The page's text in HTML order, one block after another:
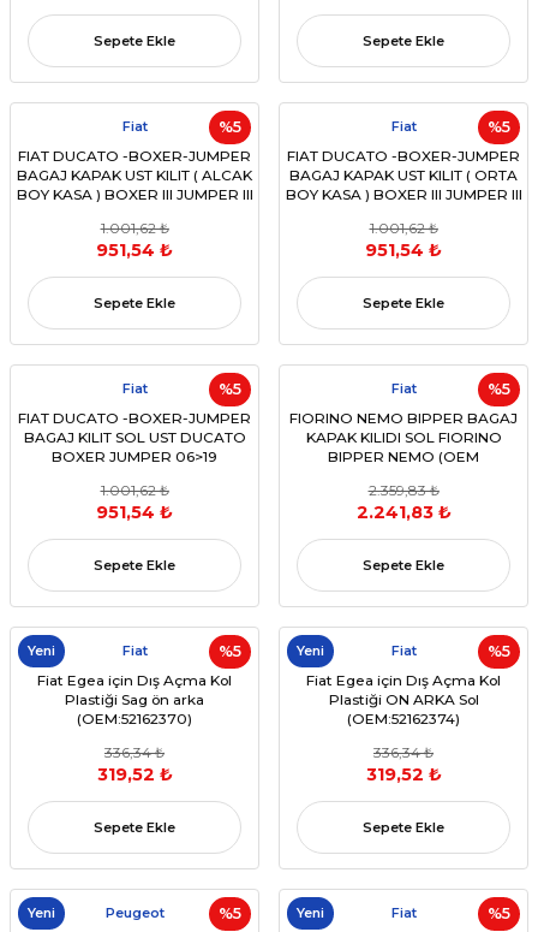
Sepete Ekle Sepete Ekle
%5
Fiat
FIAT DUCATO -BOXER-JUMPER
BAGAJ KAPAK UST KILIT ( ALCAK
BOY KASA ) BOXER III JUMPER III
(OEM:1362414080)
1.001,62 ₺
951,54 ₺
Sepete Ekle
%5
Fiat
FIAT DUCATO -BOXER-JUMPER
BAGAJ KAPAK UST KILIT ( ORTA
BOY KASA ) BOXER III JUMPER III
(OEM:1362415080)
1.001,62 ₺
951,54 ₺
Sepete Ekle
%5
Fiat
FIAT DUCATO -BOXER-JUMPER
BAGAJ KILIT SOL UST DUCATO
BOXER JUMPER 06>19
1.001,62 ₺
951,54 ₺
Sepete Ekle
%5
Fiat
FIORINO NEMO BIPPER BAGAJ
KAPAK KILIDI SOL FIORINO
BIPPER NEMO (OEM
2.359,83 ₺
2.241,83 ₺
Sepete Ekle
%5
Yeni Fiat
Fiat Egea için Dış Açma Kol
Plastiği Sag ön arka
(OEM:52162370)
336,34 ₺
319,52 ₺
Sepete Ekle
%5
Yeni Fiat
Fiat Egea için Dış Açma Kol
Plastiği ON ARKA Sol
(OEM:52162374)
336,34 ₺
319,52 ₺
Sepete Ekle
%5
Yeni Peugeot %5
Yeni Fiat